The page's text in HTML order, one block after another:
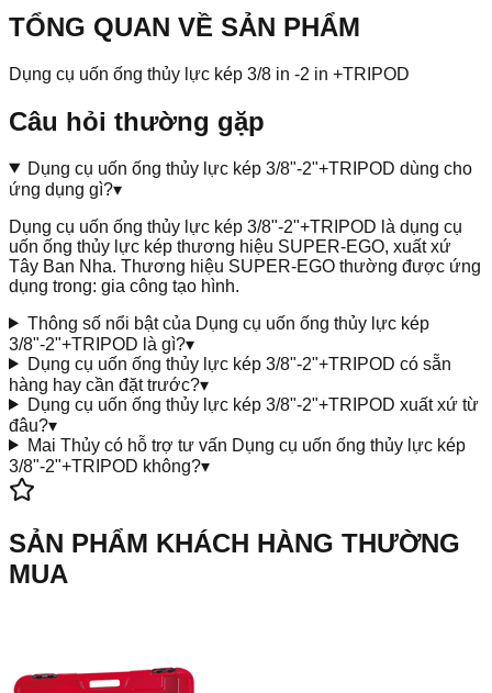
TỔNG QUAN VỀ SẢN PHẨM
Dụng cụ uốn ống thủy lực kép 3/8 in -2 in +TRIPOD
Câu hỏi thường gặp
Dụng cụ uốn ống thủy lực kép 3/8"-2"+TRIPOD dùng cho
ứng dụng gì?▾
Dụng cụ uốn ống thủy lực kép 3/8"-2"+TRIPOD là dụng cụ
uốn ống thủy lực kép thương hiệu SUPER-EGO, xuất xứ
Tây Ban Nha. Thương hiệu SUPER-EGO thường được ứng
dụng trong: gia công tạo hình.
Thông số nổi bật của Dụng cụ uốn ống thủy lực kép
3/8"-2"+TRIPOD là gì?▾
Dụng cụ uốn ống thủy lực kép 3/8"-2"+TRIPOD có sẵn
hàng hay cần đặt trước?▾
Dụng cụ uốn ống thủy lực kép 3/8"-2"+TRIPOD xuất xứ từ
đâu?▾
Mai Thủy có hỗ trợ tư vấn Dụng cụ uốn ống thủy lực kép
3/8"-2"+TRIPOD không?▾
SẢN PHẨM KHÁCH HÀNG THƯỜNG
MUA